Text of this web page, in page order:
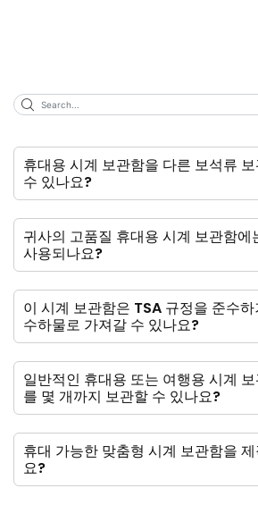
휴대용 시계 보관함을 다른 보석류
수 있나요?
귀사의 고품질 휴대용 시계 보관함에
사용되나요?
이 시계 보관함은 TSA 규정을 준수
수하물로 가져갈 수 있나요?
일반적인 휴대용 또는 여행용 시계
를 몇 개까지 보관할 수 있나요?
휴대 가능한 맞춤형 시계 보관함을
요?